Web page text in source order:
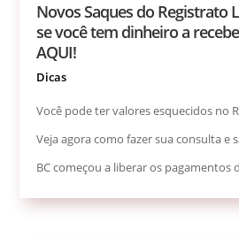
Novos Saques do Registrato
se você tem dinheiro a
AQUI!
Dicas
Você pode ter valores esquecidos no
Veja agora como fazer sua consulta e
BC começou a liberar os pagamentos